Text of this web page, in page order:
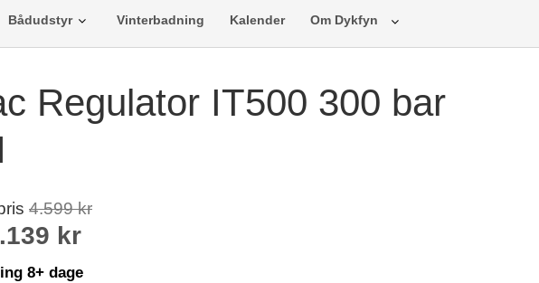
Bådudstyr Vinterbadning Kalender Om Dykfyn
Regulator IT500 300 bar
4.599 kr
kr
8+ dage